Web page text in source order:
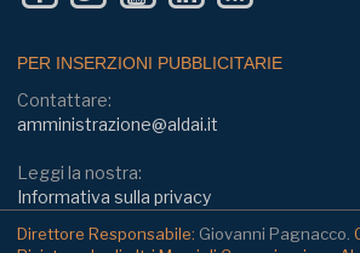
PER INSERZIONI PUBBLICITARIE
Contattare:
amministrazione@aldai.it
Leggi la nostra:
Informativa sulla privacy
Direttore Responsabile: Giovanni Pagnacco.